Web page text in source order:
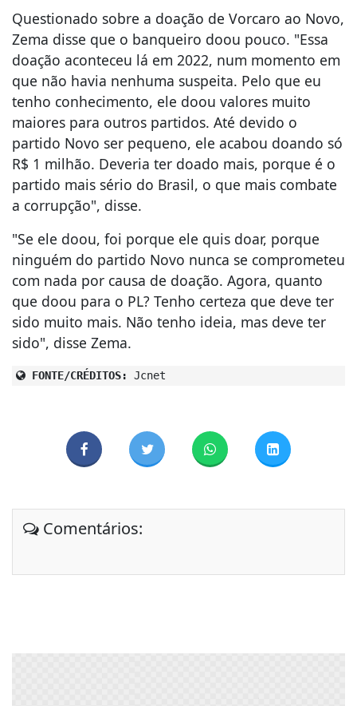
Questionado sobre a doação de Vorcaro ao Novo,
Zema disse que o banqueiro doou pouco. "Essa
doação aconteceu lá em 2022, num momento em
que não havia nenhuma suspeita. Pelo que eu
tenho conhecimento, ele doou valores muito
maiores para outros partidos. Até devido o
partido Novo ser pequeno, ele acabou doando só
R$ 1 milhão. Deveria ter doado mais, porque é o
partido mais sério do Brasil, o que mais combate
a corrupção", disse.
"Se ele doou, foi porque ele quis doar, porque
ninguém do partido Novo nunca se comprometeu
com nada por causa de doação. Agora, quanto
que doou para o PL? Tenho certeza que deve ter
sido muito mais. Não tenho ideia, mas deve ter
sido", disse Zema.
FONTE/CRÉDITOS: Jcnet
Comentários: